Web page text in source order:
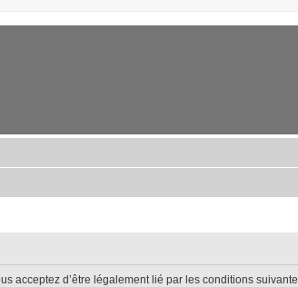
acceptez d’être légalement lié par les conditions